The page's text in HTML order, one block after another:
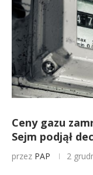
Ceny gazu
Sejm podjął
przez PAP 2